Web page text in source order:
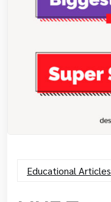
Educational Articles